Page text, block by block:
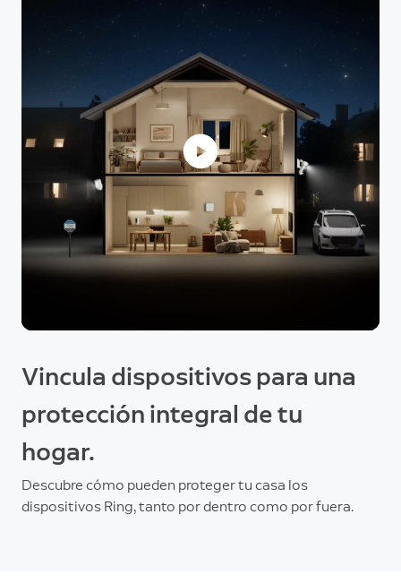
Vincula dispositivos para una
protección integral de tu
hogar.
Descubre cómo pueden proteger tu casa los
dispositivos Ring, tanto por dentro como por fuera.